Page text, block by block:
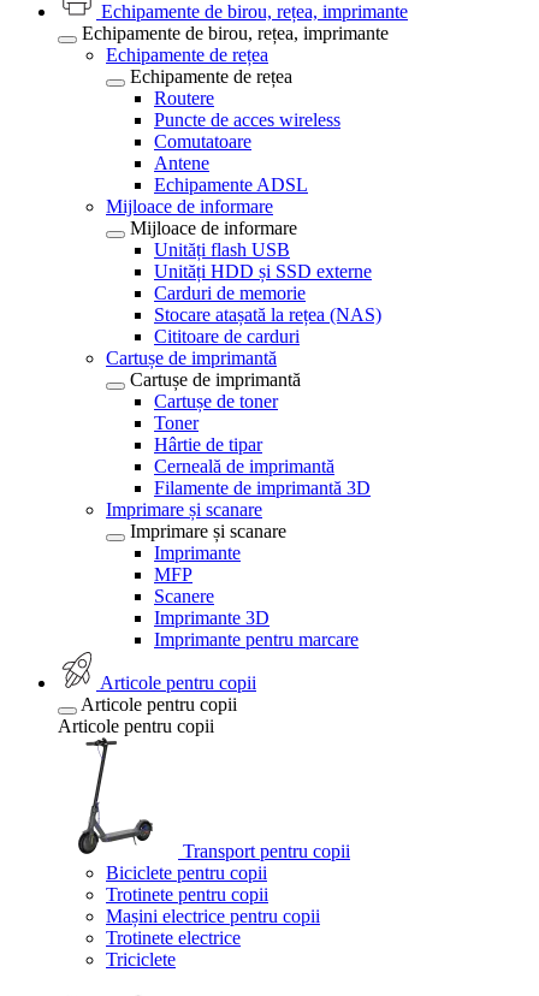
Echipamente de birou, rețea, imprimante
Echipamente de birou, rețea, imprimante
Echipamente de rețea
Echipamente de rețea
Routere
Puncte de acces wireless
Comutatoare
Antene
Echipamente ADSL
Mijloace de informare
Mijloace de informare
Unități flash USB
Unități HDD și SSD externe
Carduri de memorie
Stocare atașată la rețea (NAS)
Cititoare de carduri
Cartușe de imprimantă
Cartușe de imprimantă
Cartușe de toner
Toner
Hârtie de tipar
Cerneală de imprimantă
Filamente de imprimantă 3D
Imprimare și scanare
Imprimare și scanare
Imprimante
MFP
Scanere
Imprimante 3D
Imprimante pentru marcare
Articole pentru copii
Articole pentru copii
Articole pentru copii
Transport pentru copii
Biciclete pentru copii
Trotinete pentru copii
Mașini electrice pentru copii
Trotinete electrice
Triciclete